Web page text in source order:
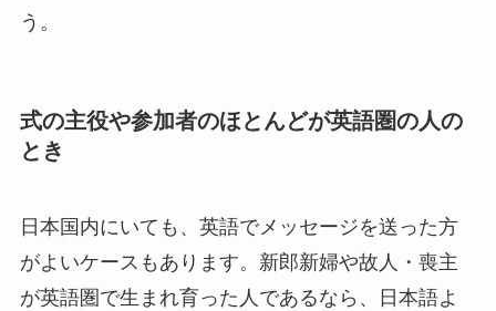
う。
式の主役や参加者のほとんどが英語圏の人の
とき
日本国内にいても、英語でメッセージを送った方
がよいケースもあります。新郎新婦や故人・喪主
が英語圏で生まれ育った人であるなら、日本語よ